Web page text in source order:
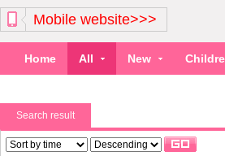
Mobile website>>>
Home All New
Search result